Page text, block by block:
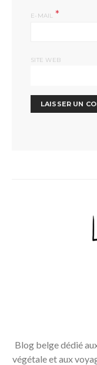
E-MAIL *
SITE WEB
Blog belge dédié
végétale et aux